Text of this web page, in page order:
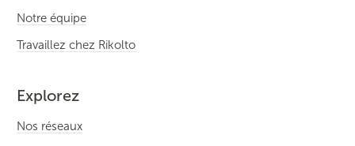
Notre équipe
Travaillez chez Rikolto
Explorez
Nos réseaux